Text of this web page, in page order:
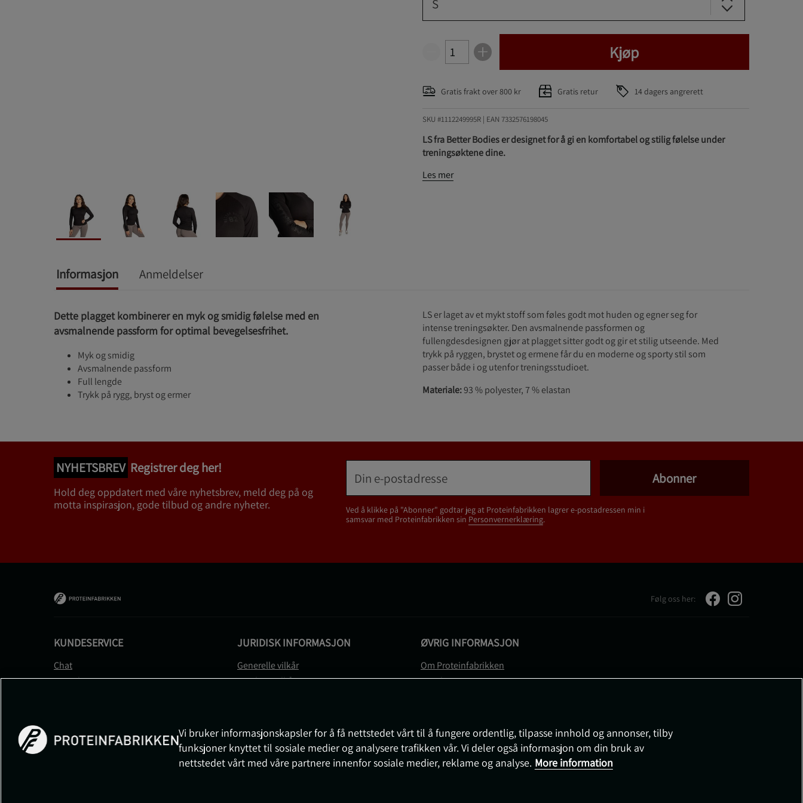
S
Kjøp
Gratis frakt over 800 kr Gratis retur 14 dagers angrerett
SKU #1112249995R | EAN 7332576198045
LS fra Better Bodies er designet for å gi en komfortabel og stilig følelse under
treningsøktene dine.
Les mer
Informasjon Anmeldelser
Dette plagget kombinerer en myk og smidig følelse med en
avsmalnende passform for optimal bevegelsesfrihet.
Myk og smidig
Avsmalnende passform
Full lengde
Trykk på rygg, bryst og ermer
LS er laget av et mykt stoff som føles godt mot huden og egner seg for
intense treningsøkter. Den avsmalnende passformen og
fullengdesdesignen gjør at plagget sitter godt og gir et stilig utseende. Med
trykk på ryggen, brystet og ermene får du en moderne og sporty stil som
passer både i og utenfor treningsstudioet.
Materiale:93 % polyester, 7 % elastan
NYHETSBREV Registrer deg her!
Hold deg oppdatert med våre nyhetsbrev, meld deg på og
motta inspirasjon, gode tilbud og andre nyheter.
Ved å klikke på "Abonner" godtar jeg at Proteinfabrikken lagrer e-postadressen min i
samsvar med Proteinfabrikken sin Personvernerklæring.
Abonner
Følg oss her:
KUNDESERVICE
Chat
Kontakt
FAQ
JURIDISK INFORMASJON
Generelle vilkår
Betalingsvilkår
Medlemsvilkår
Prisløfte
Informasjon om angrerett og reklamasjon
ØVRIG INFORMASJON
Om Proteinfabrikken
Gavekort
Vi bruker informasjonskapsler for å få nettstedet vårt til å fungere ordentlig, tilpasse innhold og annonser, tilby
funksjoner knyttet til sosiale medier og analysere trafikken vår. Vi deler også informasjon om din bruk av
nettstedet vårt med våre partnere innenfor sosiale medier, reklame og analyse. More information